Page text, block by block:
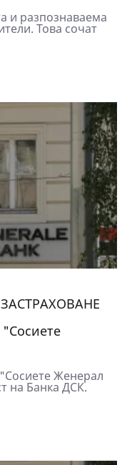
и разпознаваема
Това сочат
Женерал
на Банка ДСК.